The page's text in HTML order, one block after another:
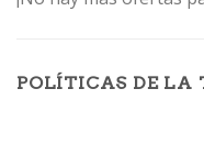
POLÍTICAS DE LA